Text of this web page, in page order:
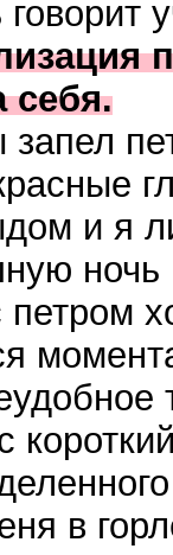
говорит
себя.
и я
петром
в